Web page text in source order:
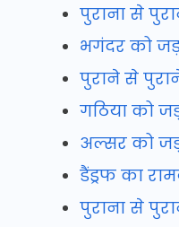
पुराना से
भगंदर को
पुराने से
गठिया को
अल्सर को
डैंड्रफ का
पुराना से